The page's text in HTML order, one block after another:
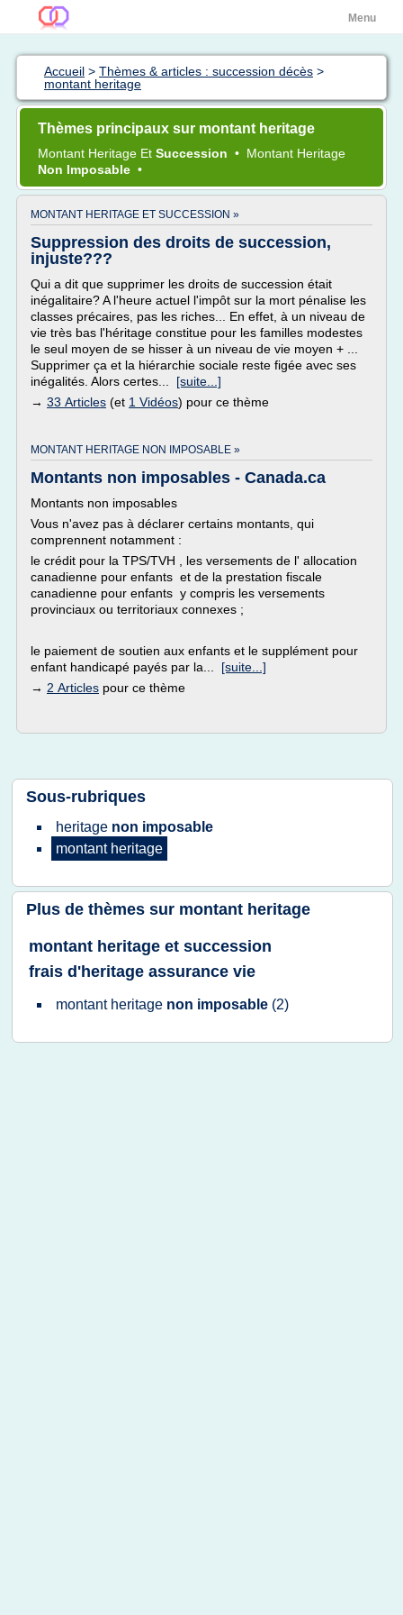
Menu
Accueil > Thèmes & articles : succession décès >
montant heritage
Thèmes principaux sur montant heritage
Montant Heritage Et Succession • Montant Heritage
Non Imposable •
MONTANT HERITAGE ET SUCCESSION »
Suppression des droits de succession,
injuste???
Qui a dit que supprimer les droits de succession était
inégalitaire? A l'heure actuel l'impôt sur la mort pénalise les
classes précaires, pas les riches... En effet, à un niveau de
vie très bas l'héritage constitue pour les familles modestes
le seul moyen de se hisser à un niveau de vie moyen + ...
Supprimer ça et la hiérarchie sociale reste figée avec ses
inégalités. Alors certes... [suite...]
→ 33 Articles (et 1 Vidéos) pour ce thème
MONTANT HERITAGE NON IMPOSABLE »
Montants non imposables - Canada.ca
Montants non imposables
Vous n'avez pas à déclarer certains montants, qui
comprennent notamment :
le crédit pour la TPS/TVH , les versements de l' allocation
canadienne pour enfants et de la prestation fiscale
canadienne pour enfants y compris les versements
provinciaux ou territoriaux connexes ;
le paiement de soutien aux enfants et le supplément pour
enfant handicapé payés par la... [suite...]
→ 2 Articles pour ce thème
Sous-rubriques
heritage non imposable
montant heritage
Plus de thèmes sur montant heritage
montant heritage et succession
frais d'heritage assurance vie
montant heritage non imposable (2)